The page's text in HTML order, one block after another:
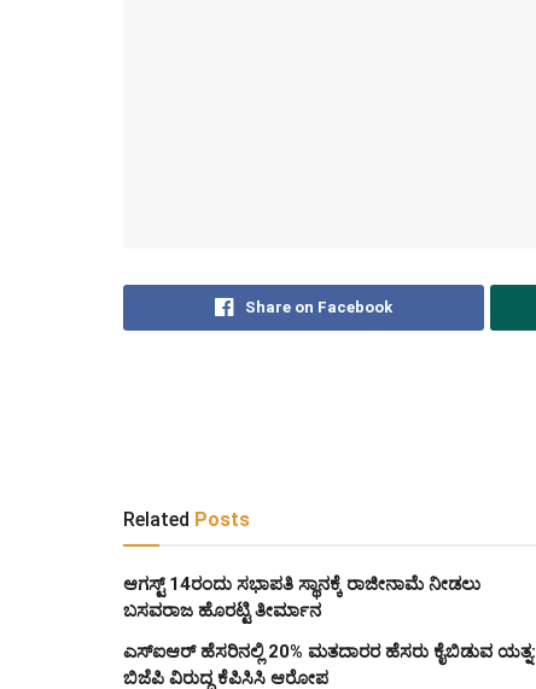
Share on Facebook
Related Posts
ಆಗಸ್ಟ್‌ 14ರಂದು ಸಭಾಪತಿ ಸ್ಥಾನಕ್ಕೆ ರಾಜೀನಾಮೆ ನೀಡಲು
ಬಸವರಾಜ ಹೊರಟ್ಟಿ ತೀರ್ಮಾನ
ಎಸ್‌ಐಆರ್‌ ಹೆಸರಿನಲ್ಲಿ 20% ಮತದಾರರ ಹೆಸರು ಕೈಬಿಡುವ ಯತ್ನ:
ಬಿಜೆಪಿ ವಿರುದ್ಧ ಕೆಪಿಸಿಸಿ ಆರೋಪ